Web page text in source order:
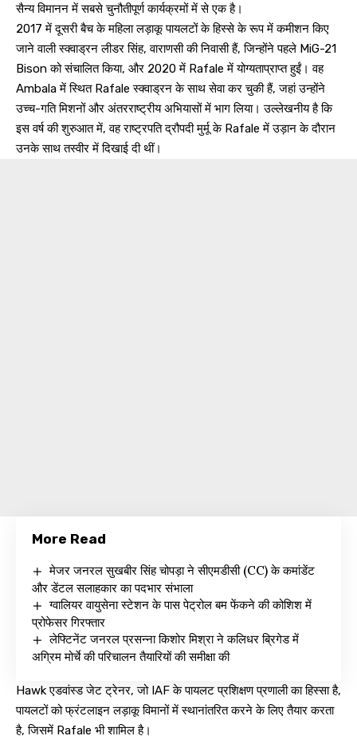
सैन्य विमानन में सबसे चुनौतीपूर्ण कार्यक्रमों में से एक है।
2017 में दूसरी बैच के महिला लड़ाकू पायलटों के हिस्से के रूप में कमीशन किए
जाने वाली स्क्वाड्रन लीडर सिंह, वाराणसी की निवासी हैं, जिन्होंने पहले MiG-21
Bison को संचालित किया, और 2020 में Rafale में योग्यताप्राप्त हुईं। वह
Ambala में स्थित Rafale स्क्वाड्रन के साथ सेवा कर चुकी हैं, जहां उन्होंने
उच्च-गति मिशनों और अंतरराष्ट्रीय अभियासों में भाग लिया। उल्लेखनीय है कि
इस वर्ष की शुरुआत में, वह राष्ट्रपति द्रौपदी मुर्मू के Rafale में उड़ान के दौरान
उनके साथ तस्वीर में दिखाई दी थीं।
More Read
मेजर जनरल सुखबीर सिंह चोपड़ा ने सीएमडीसी (CC) के कमांडेंट
और डेंटल सलाहकार का पदभार संभाला
ग्वालियर वायुसेना स्टेशन के पास पेट्रोल बम फेंकने की कोशिश में
प्रोफेसर गिरफ्तार
लेफ्टिनेंट जनरल प्रसन्ना किशोर मिश्रा ने कलिधर ब्रिगेड में
अग्रिम मोर्चे की परिचालन तैयारियों की समीक्षा की
Hawk एडवांस्ड जेट ट्रेनर, जो IAF के पायलट प्रशिक्षण प्रणाली का हिस्सा है,
पायलटों को फ्रंटलाइन लड़ाकू विमानों में स्थानांतरित करने के लिए तैयार करता
है, जिसमें Rafale भी शामिल है।